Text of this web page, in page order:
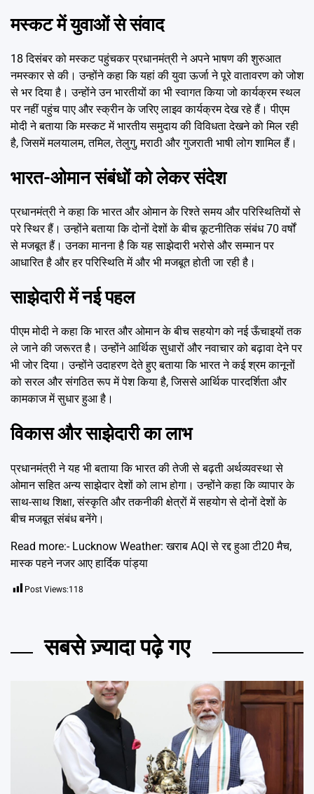
मस्कट में युवाओं से संवाद
18 दिसंबर को मस्कट पहुंचकर प्रधानमंत्री ने अपने भाषण की शुरुआत
नमस्कार से की। उन्होंने कहा कि यहां की युवा ऊर्जा ने पूरे वातावरण को जोश
से भर दिया है। उन्होंने उन भारतीयों का भी स्वागत किया जो कार्यक्रम स्थल
पर नहीं पहुंच पाए और स्क्रीन के जरिए लाइव कार्यक्रम देख रहे हैं। पीएम
मोदी ने बताया कि मस्कट में भारतीय समुदाय की विविधता देखने को मिल रही
है, जिसमें मलयालम, तमिल, तेलुगु, मराठी और गुजराती भाषी लोग शामिल हैं।
भारत-ओमान संबंधों को लेकर संदेश
प्रधानमंत्री ने कहा कि भारत और ओमान के रिश्ते समय और परिस्थितियों से
परे स्थिर हैं। उन्होंने बताया कि दोनों देशों के बीच कूटनीतिक संबंध 70 वर्षों
से मजबूत हैं। उनका मानना है कि यह साझेदारी भरोसे और सम्मान पर
आधारित है और हर परिस्थिति में और भी मजबूत होती जा रही है।
साझेदारी में नई पहल
पीएम मोदी ने कहा कि भारत और ओमान के बीच सहयोग को नई ऊँचाइयों तक
ले जाने की जरूरत है। उन्होंने आर्थिक सुधारों और नवाचार को बढ़ावा देने पर
भी जोर दिया। उन्होंने उदाहरण देते हुए बताया कि भारत ने कई श्रम कानूनों
को सरल और संगठित रूप में पेश किया है, जिससे आर्थिक पारदर्शिता और
कामकाज में सुधार हुआ है।
विकास और साझेदारी का लाभ
प्रधानमंत्री ने यह भी बताया कि भारत की तेजी से बढ़ती अर्थव्यवस्था से
ओमान सहित अन्य साझेदार देशों को लाभ होगा। उन्होंने कहा कि व्यापार के
साथ-साथ शिक्षा, संस्कृति और तकनीकी क्षेत्रों में सहयोग से दोनों देशों के
बीच मजबूत संबंध बनेंगे।
Read more:- Lucknow Weather: खराब AQI से रद्द हुआ टी20 मैच,
मास्क पहने नजर आए हार्दिक पांड्या
Post Views:118
सबसे ज़्यादा पढ़े गए